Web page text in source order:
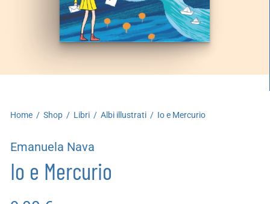
Home / Shop / Libri / Albi illustrati / Io e Mercurio
Emanuela Nava
Io e Mercurio